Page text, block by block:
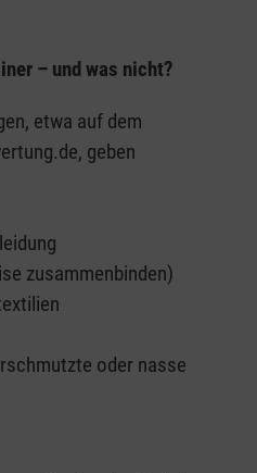
– und was nicht?
etwa auf dem
geben
zusammenbinden)
oder nasse